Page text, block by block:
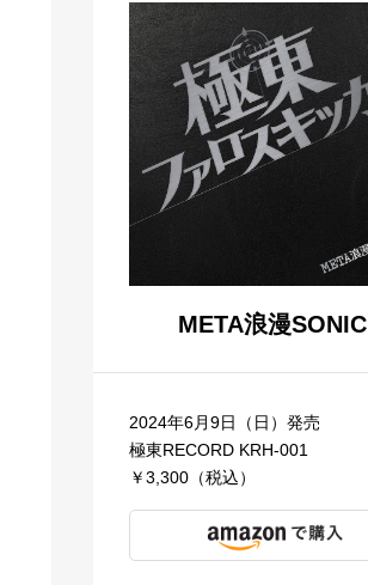
META浪漫SONIC
2024年6月9日（日）発売
極東RECORD KRH-001
￥3,300（税込）